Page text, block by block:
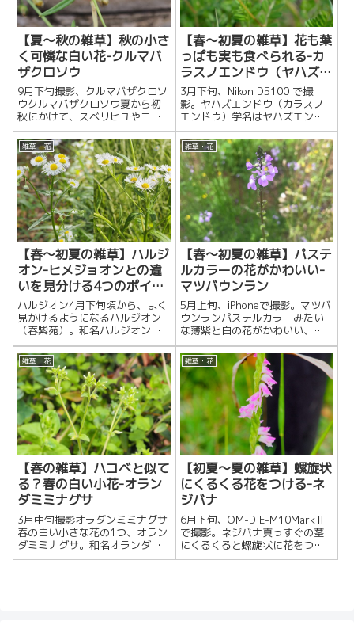
【夏～秋の雑草】秋の小さ
く可憐な白い花-クルマバ
ザクロソウ
9月下旬撮影、クルマバザクロソ
ウクルマバザクロソウ夏から初
秋にかけて、スベリヒユやコニ
シキソウに混ざって、地を這い
ながら5mmほどの小さい白い花
を咲かせるクルマ...
【春～初夏の雑草】花も葉
っぱも実も食べられる-カ
ラスノエンドウ（ヤハズエ
ンドウ）
3月下旬、Nikon D5100 で撮
影。ヤハズエンドウ（カラスノ
エンドウ）学名はヤハズエンド
ウ（矢筈豌豆）。でも、カラス
ノエンドウ（烏野豌豆）と呼ぶ
のが個人的...
雑草・花
【春～初夏の雑草】ハルジ
オン-ヒメジョオンとの違
いを見分ける4つのポイン
ト
ハルジオン4月下旬頃から、よく
見かけるようになるハルジオン
（春紫苑）。和名ハルジオン
（春紫苑）英名Philadelphia
Fleabane分類キク科ムカシヨモ...
雑草・花
【春～初夏の雑草】パステ
ルカラーの花がかわいい-
マツバウンラン
5月上旬、iPhoneで撮影。マツバ
ウンランパステルカラーみたい
な薄紫と白の花がかわいい、オ
オバコ科のマツバウンラン（松
葉海蘭）。細い茎がスッと立っ
て、上の方に...
雑草・花
【春の雑草】ハコベと似て
る？春の白い小花-オラン
ダミミナグサ
3月中旬撮影オラダンミミナグサ
春の白い小さな花の1つ、オラン
ダミミナグサ。和名オランダミ
ミナグサ （和蘭耳菜草）英名
雑草・花
【初夏～夏の雑草】螺旋状
にくるくる花をつける-ネ
ジバナ
6月下旬、OM-D E-M10MarkⅡ
で撮影。ネジバナ真っすぐの茎
にくるくると螺旋状に花をつけ
るため、まるで編まれているよ